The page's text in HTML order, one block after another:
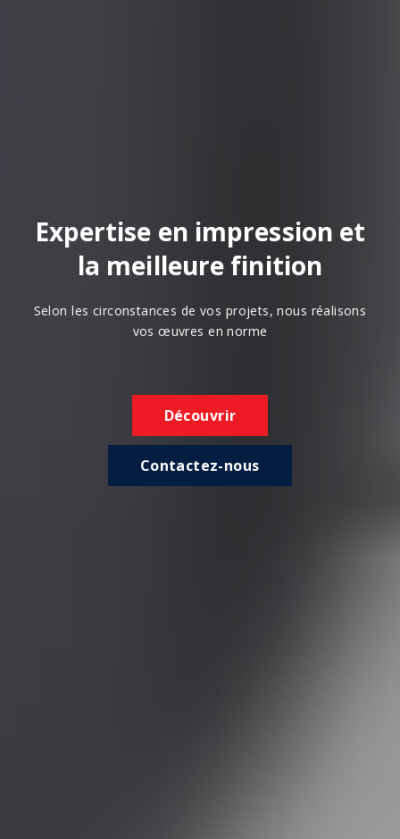
Expertise en impression et
la meilleure finition
Selon les circonstances de vos projets, nous réalisons
vos œuvres en norme
Découvrir
Contactez-nous